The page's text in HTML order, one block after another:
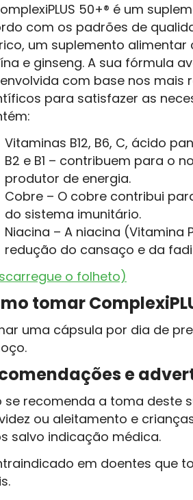
50+® é um
com os padrões de
um suplemento alimentar
e ginseng. A sua fórmula
com base nos mais
para satisfazer as
Vitaminas B12, B6, C, ácido
B2 e B1 – contribuem para o
produtor de energia.
Cobre – O cobre contribui
do sistema imunitário.
Niacina – A niacina (Vitamina
redução do cansaço e da
o folheto)
tomar
uma cápsula por dia de
e
se recomenda a toma deste
ou aleitamento e
salvo indicação médica.
em doentes que